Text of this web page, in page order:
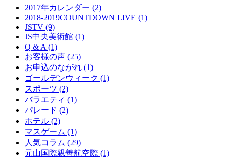
2017年カレンダー (2)
2018-2019COUNTDOWN LIVE (1)
JSTV (9)
JS中央美術館 (1)
Q & A (1)
お客様の声 (25)
お申込のながれ (1)
ゴールデンウィーク (1)
スポーツ (2)
バラエティ (1)
パレード (2)
ホテル (2)
マスゲーム (1)
人気コラム (29)
元山国際親善航空際 (1)